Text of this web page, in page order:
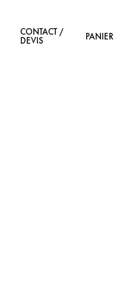
CONTACT /
DEVIS
PANIER